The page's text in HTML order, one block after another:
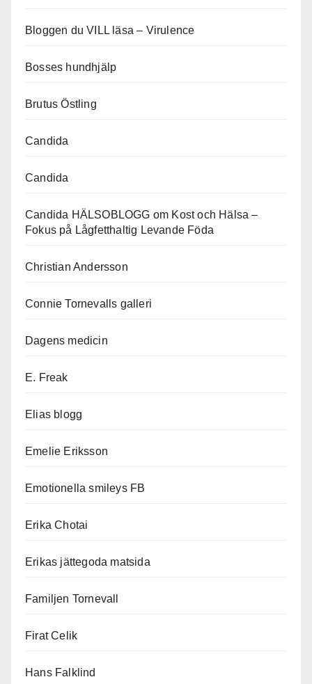
Bloggen du VILL läsa – Virulence
Bosses hundhjälp
Brutus Östling
Candida
Candida
Candida HÄLSOBLOGG om Kost och Hälsa –
Fokus på Lågfetthaltig Levande Föda
Christian Andersson
Connie Tornevalls galleri
Dagens medicin
E. Freak
Elias blogg
Emelie Eriksson
Emotionella smileys FB
Erika Chotai
Erikas jättegoda matsida
Familjen Tornevall
Firat Celik
Hans Falklind